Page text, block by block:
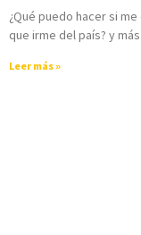
¿Qué puedo hacer si
que irme del país? y
Leer más »